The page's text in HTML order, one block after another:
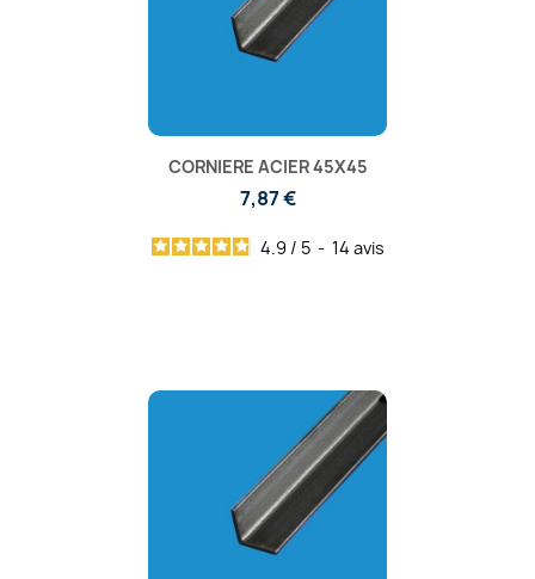
CORNIERE ACIER 45X45
7,87 €
4.9 / 5 - 14 avis